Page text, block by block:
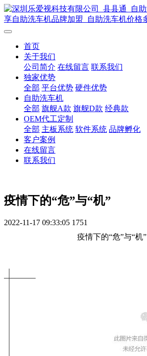
首页
关于我们
公司简介 在线留言 联系我们
独家优势
全部 平台优势 硬件优势
自助洗车机
全部 旗舰A款 旗舰D款 经典款
OEM代工定制
全部 主板系统 软件系统 品牌孵化
客户案例
在线留言
联系我们
疫情下的“危”与“机”
2022-11-17 09:33:05 1751
疫情下的“危”与“机”